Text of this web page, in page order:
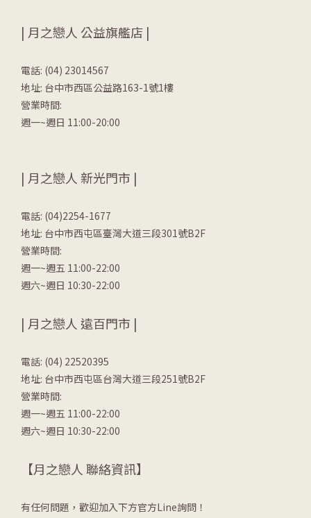
| 月之戀人 公益旗艦店 |
電話: (04) 23014567
地址: 台中市西區公益路163-1號1樓
營業時間:
週一~週日 11:00-20:00
| 月之戀人 新光門市 |
電話: (04)2254-1677
地址: 台中市西屯區臺灣大道三段301號B2F
營業時間:
週一~週五 11:00-22:00
週六~週日 10:30-22:00
| 月之戀人 遠百門市 |
電話: (04) 22520395
地址: 台中市西屯區台灣大道三段251號B2F
營業時間:
週一~週五 11:00-22:00
週六~週日 10:30-22:00
【月之戀人 聯絡資訊】
有任何問題，歡迎加入下方官方Line詢問！